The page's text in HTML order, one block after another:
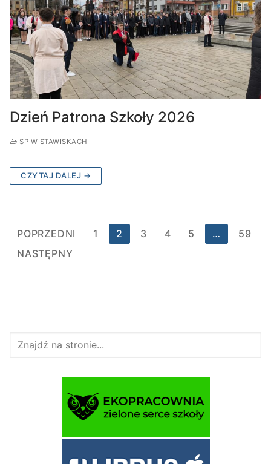
Dzień Patrona Szkoły 2026
SP W STAWISKACH
CZYTAJ DALEJ →
Stronicowanie
wpisów
POPRZEDNI 1 2 3 4 5 …
59
NASTĘPNY
Szukaj